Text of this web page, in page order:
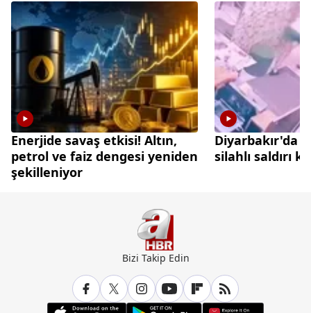
Enerjide savaş etkisi! Altın,
petrol ve faiz dengesi yeniden
şekilleniyor
Diyarbakır'da
silahlı saldırı
Bizi Takip Edin